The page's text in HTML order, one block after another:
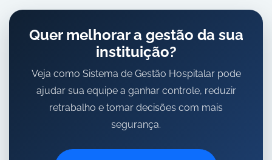
Quer melhorar a gestão da sua
instituição?
Veja como Sistema de Gestão Hospitalar pode
ajudar sua equipe a ganhar controle, reduzir
retrabalho e tomar decisões com mais
segurança.